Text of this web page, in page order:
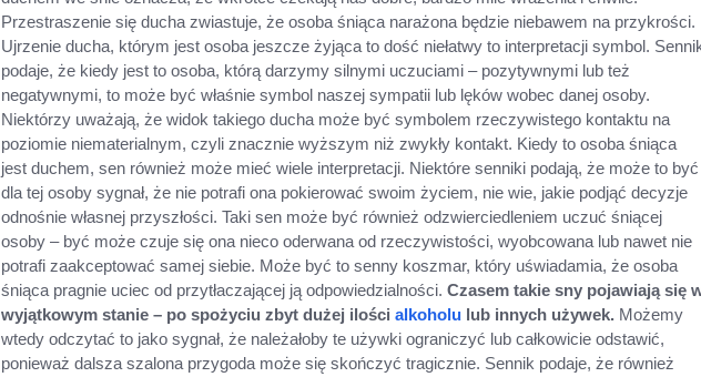
Przestraszenie się ducha zwiastuje, że osoba śniąca narażona będzie niebawem na przykrości.
Ujrzenie ducha, którym jest osoba jeszcze żyjąca to dość niełatwy to interpretacji symbol.
podaje, że kiedy jest to osoba, którą darzymy silnymi uczuciami – pozytywnymi lub też
negatywnymi, to może być właśnie symbol naszej sympatii lub lęków wobec danej osoby.
Niektórzy uważają, że widok takiego ducha może być symbolem rzeczywistego kontaktu na
poziomie niematerialnym, czyli znacznie wyższym niż zwykły kontakt. Kiedy to osoba śniąca
jest duchem, sen również może mieć wiele interpretacji. Niektóre senniki podają, że może to być
dla tej osoby sygnał, że nie potrafi ona pokierować swoim życiem, nie wie, jakie podjąć decyzje
odnośnie własnej przyszłości. Taki sen może być również odzwierciedleniem uczuć śniącej
osoby – być może czuje się ona nieco oderwana od rzeczywistości, wyobcowana lub nawet nie
potrafi zaakceptować samej siebie. Może być to senny koszmar, który uświadamia, że osoba
śniąca pragnie uciec od przytłaczającej ją odpowiedzialności. Czasem takie sny pojawiają się
wyjątkowym stanie – po spożyciu zbyt dużej ilości alkoholu lub innych używek. Możemy
wtedy odczytać to jako sygnał, że należałoby te używki ograniczyć lub całkowicie odstawić,
ponieważ dalsza szalona przygoda może się skończyć tragicznie. Sennik podaje, że również